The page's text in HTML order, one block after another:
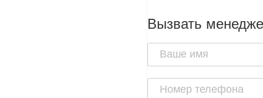
Вызвать